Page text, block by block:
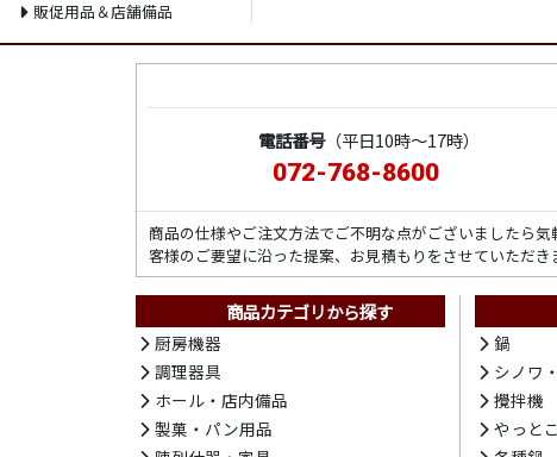
販促用品＆店舗備品
電話番号（平日10時～17時）
072-768-8600
商品の仕様やご注文方法でご不明な点がございましたら
客様のご要望に沿った提案、お見積もりをさせていただき
商品カテゴリから探す
厨房機器
調理器具
ホール・店内備品
製菓・パン用品
鍋
シノワ
攪拌機
やっと